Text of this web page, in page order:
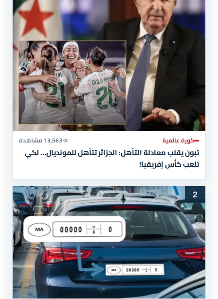
كورة عالمية 13,563 مشاهدة
تبون يقلب معادلة التأهل: الجزائر تتأهل للمونديال… لكي
تلعب كأس إفريقيا!
2